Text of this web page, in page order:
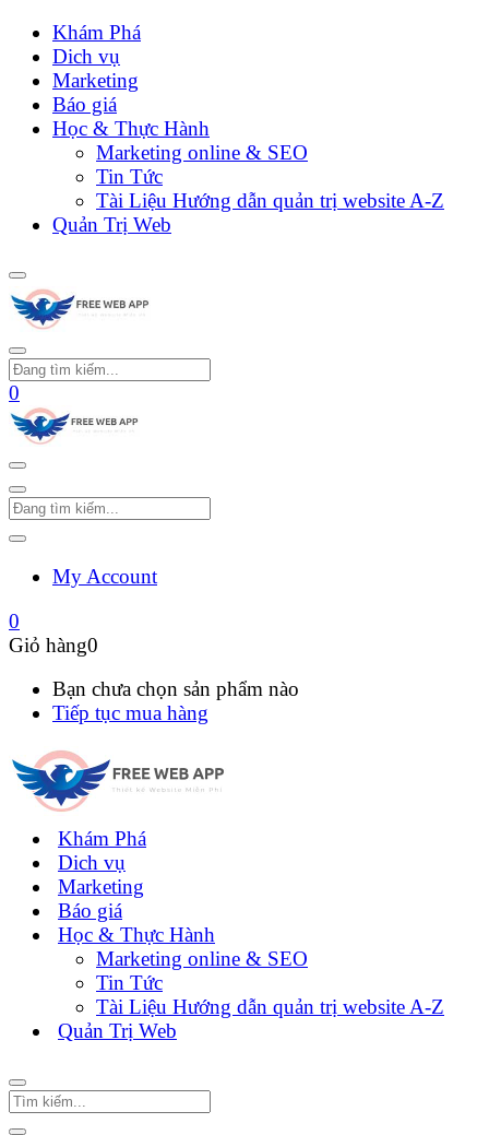
Khám Phá
Dich vụ
Marketing
Báo giá
Học & Thực Hành
Marketing online & SEO
Tin Tức
Tài Liệu Hướng dẫn quản trị website A-Z
Quản Trị Web
0
My Account
0
Giỏ hàng0
Bạn chưa chọn sản phẩm nào
Tiếp tục mua hàng
Khám Phá
Dich vụ
Marketing
Báo giá
Học & Thực Hành
Marketing online & SEO
Tin Tức
Tài Liệu Hướng dẫn quản trị website A-Z
Quản Trị Web